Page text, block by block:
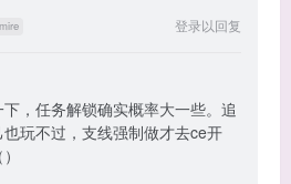
登录以回复
，任务解锁确实概率大一些。追
玩不过，支线强制做才去ce开